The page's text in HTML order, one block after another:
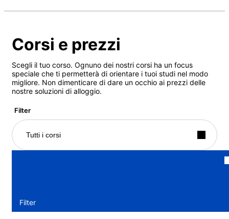
Corsi e prezzi
Scegli il tuo corso. Ognuno dei nostri corsi ha un focus
speciale che ti permetterà di orientare i tuoi studi nel modo
migliore. Non dimenticare di dare un occhio ai prezzi delle
nostre soluzioni di alloggio.
Filter
Tutti i corsi
Filter